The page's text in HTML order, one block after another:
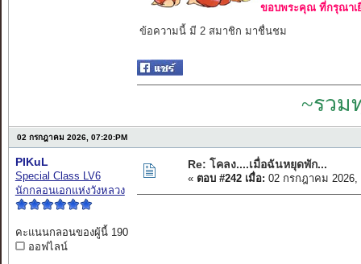
ขอบพระคุณ ที่กรุณาเ
ข้อความนี้ มี 2 สมาชิก มาชื่นชม
~รวม
02 กรกฎาคม 2026, 07:20:PM
PIKuL
Special Class LV6
นักกลอนเอกแห่งวังหลวง
คะแนนกลอนของผู้นี้ 190
ออฟไลน์
Re: โคลง....เมื่อฉันหยุดพัก...
« ตอบ #242 เมื่อ: 02 กรกฎาคม 2026,